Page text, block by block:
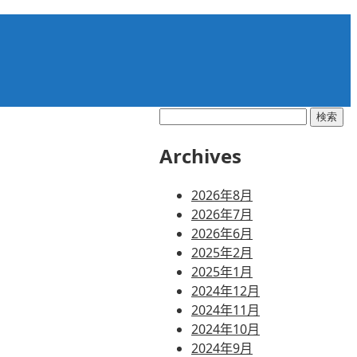
Archives
2026年8月
2026年7月
2026年6月
2025年2月
2025年1月
2024年12月
2024年11月
2024年10月
2024年9月